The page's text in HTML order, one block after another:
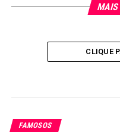
MAIS
CLIQUE
FAMOSOS